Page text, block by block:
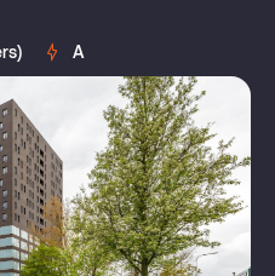
A